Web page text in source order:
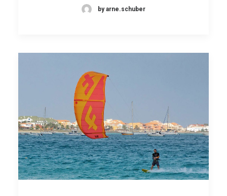
by arne.schuber